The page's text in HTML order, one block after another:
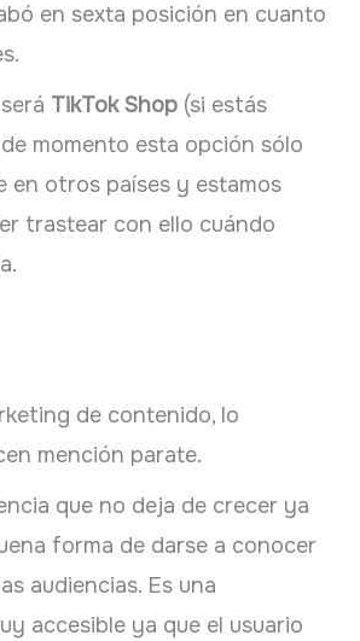
en sexta posición en cuanto
TikTok Shop(si estás
momento esta opción sólo
en otros países y estamos
trastear con ello cuándo
de contenido, lo
mención parate.
que no deja de crecer ya
forma de darse a conocer
audiencias. Es una
accesible ya que el usuario